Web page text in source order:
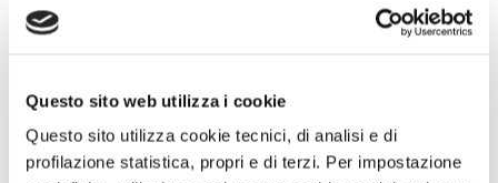
Questo sito web utilizza i cookie
Questo sito utilizza cookie tecnici, di analisi e di
profilazione statistica, propri e di terzi. Per impostazione
prolungata delle ostilità.
gas liquefatto dal sesto treno di